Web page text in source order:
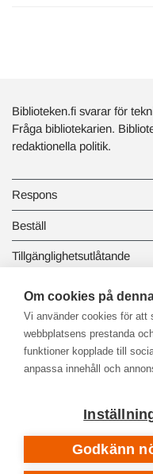
Biblioteken.fi svarar för
Fråga bibliotekarien.
redaktionella politik.
Respons
Beställ
Tillgänglighetsutlåtande
Dataskydd och
Länkbiblioteket
Om cookies på
Vi använder cookies för att
webbplatsens prestanda
funktioner kopplade till
anpassa innehåll och
Godkänn